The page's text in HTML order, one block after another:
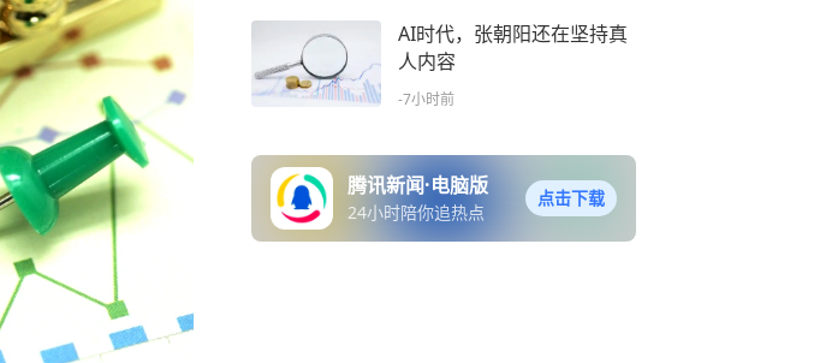
AI时代，张朝阳还在坚持真
人内容
-7小时前
腾讯新闻·电脑版
24小时陪你追热点
点击下载